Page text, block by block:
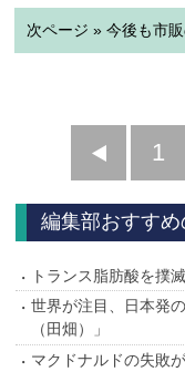
次ページ » 今後も市
前
へ
1
編集部おすす
トランス脂肪酸を撲
世界が注目、日本発
（田畑）」
マクドナルドの失敗